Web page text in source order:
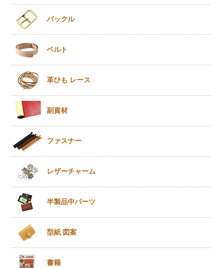
バックル
ベルト
革ひも レース
副資材
ファスナー
レザーチャーム
半製品中パーツ
型紙 図案
書籍